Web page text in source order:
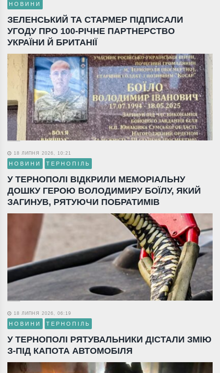
НОВИНИ
ЗЕЛЕНСЬКИЙ ТА СТАРМЕР ПІДПИСАЛИ
УГОДУ ПРО 100-РІЧНЕ ПАРТНЕРСТВО
УКРАЇНИ Й БРИТАНІЇ
18 ЛИПНЯ 2026, 10:21
НОВИНИ ТЕРНОПІЛЬ
У ТЕРНОПОЛІ ВІДКРИЛИ МЕМОРІАЛЬНУ
ДОШКУ ГЕРОЮ ВОЛОДИМИРУ БОЇЛУ, ЯКИЙ
ЗАГИНУВ, РЯТУЮЧИ ПОБРАТИМІВ
18 ЛИПНЯ 2026, 06:19
НОВИНИ ТЕРНОПІЛЬ
У ТЕРНОПОЛІ РЯТУВАЛЬНИКИ ДІСТАЛИ ЗМІЮ
З-ПІД КАПОТА АВТОМОБІЛЯ